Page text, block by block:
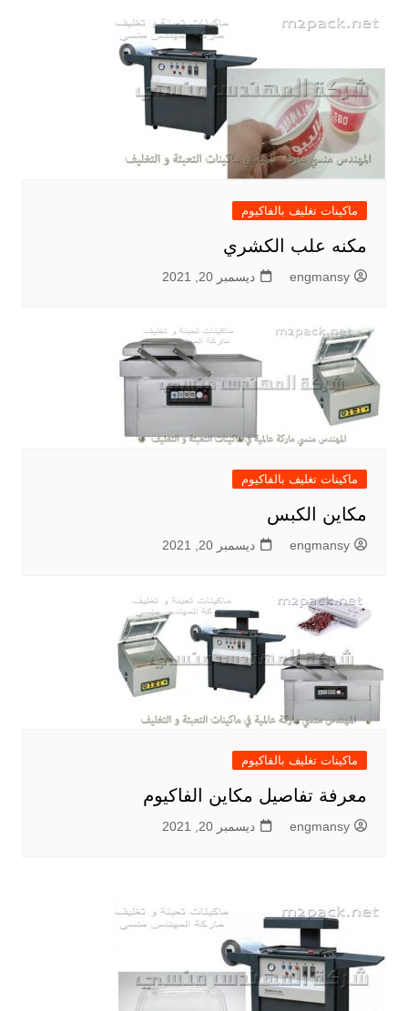
ماكينات تغليف بالفاكيوم
مكنه علب الكشري
engmansy ديسمبر 20, 2021
ماكينات تغليف بالفاكيوم
مكاين الكبس
engmansy ديسمبر 20, 2021
ماكينات تغليف بالفاكيوم
معرفة تفاصيل مكاين الفاكيوم
engmansy ديسمبر 20, 2021